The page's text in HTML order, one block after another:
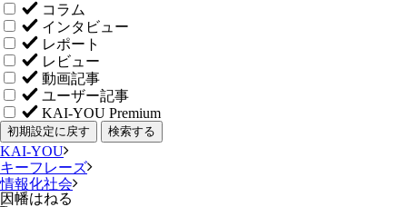
コラム
インタビュー
レポート
レビュー
動画記事
ユーザー記事
KAI-YOU Premium
初期設定に戻す 検索する
KAI-YOU
キーフレーズ
情報化社会
因幡はねる